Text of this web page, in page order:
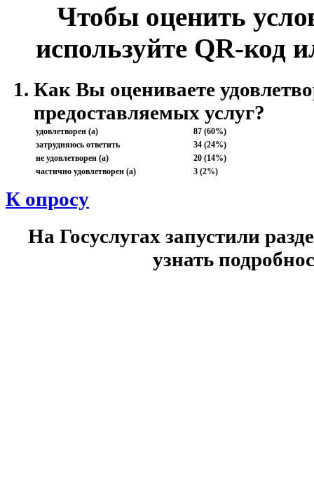
Чтобы оценить
используйте QR-код
Как Вы оцениваете
предоставляемых услуг?
удовлетворен (а)
87 (60%)
затрудняюсь ответить
34 (24%)
не удовлетворен (а)
20 (14%)
частично удовлетворен (а)
3 (2%)
К опросу
На Госуслугах запустили
узнать